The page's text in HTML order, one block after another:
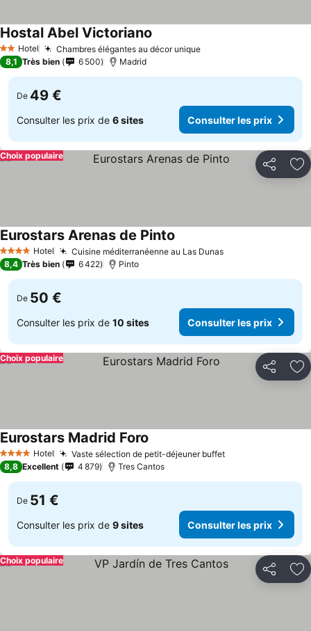
2 Étoiles
Hotel Chambres élégantes au décor uniqueConsulter les prix
Hostal Abel Victoriano
8,1 Très bien 6 500 Madrid
De 49 €
Consulter les prix de 6 sites Consulter les prix
Partager
Choix populaire
4 Étoiles Hotel Cuisine méditerranéenne au Las DunasConsulter les
Eurostars Arenas de Pinto
8,4 Très bien 6 422 Pinto
De 50 €
Consulter les prix de 10 sites Consulter les prix
Partager
Choix populaire
4 Étoiles Hotel Vaste sélection de petit-déjeuner buffetConsulter les
Eurostars Madrid Foro
8,8 Excellent 4 879 Tres Cantos
De 51 €
Consulter les prix de 9 sites Consulter les prix
Partager
Choix populaire